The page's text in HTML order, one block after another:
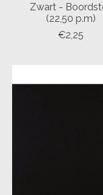
Zwart -
(22,50 p.m)
€2,25